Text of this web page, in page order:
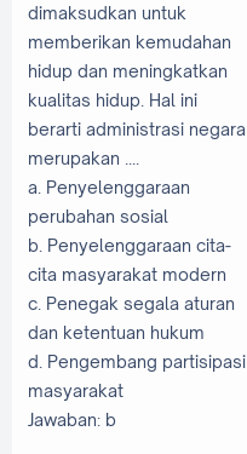
dimaksudkan untuk
memberikan kemudahan
hidup dan meningkatkan
kualitas hidup. Hal ini
berarti administrasi negara
merupakan ....
a. Penyelenggaraan
perubahan sosial
b. Penyelenggaraan cita-
cita masyarakat modern
c. Penegak segala aturan
dan ketentuan hukum
d. Pengembang partisipasi
masyarakat
Jawaban: b